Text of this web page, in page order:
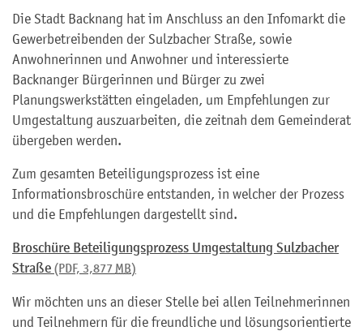
Die Stadt Backnang hat im Anschluss an den Infomarkt die
Gewerbetreibenden der Sulzbacher Straße, sowie
Anwohnerinnen und Anwohner und interessierte
Backnanger Bürgerinnen und Bürger zu zwei
Planungswerkstätten eingeladen, um Empfehlungen zur
Umgestaltung auszuarbeiten, die zeitnah dem Gemeinderat
übergeben werden.
Zum gesamten Beteiligungsprozess ist eine
Informationsbroschüre entstanden, in welcher der Prozess
und die Empfehlungen dargestellt sind.
Broschüre Beteiligungsprozess Umgestaltung Sulzbacher
Straße (PDF, 3,877MB)
Wir möchten uns an dieser Stelle bei allen Teilnehmerinnen
und Teilnehmern für die freundliche und lösungsorientierte